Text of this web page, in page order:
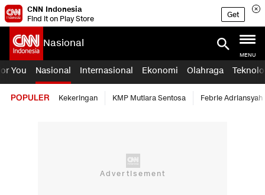
CNN Indonesia
Find it on Play Store
Get
Nasional
MENU
You Nasional Internasional Ekonomi Olahraga
POPULER Kekeringan KMP Mutiara Sentosa Febrie Adriansyah